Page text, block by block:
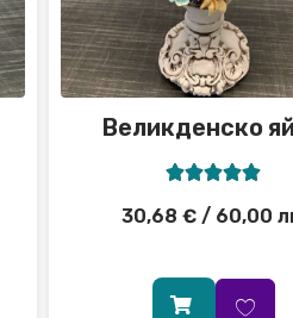
Великденско

30,68€ / 60,00